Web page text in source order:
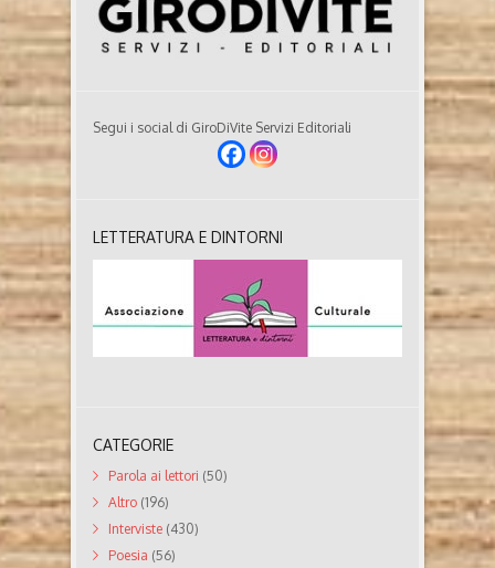
Segui i social di GiroDiVite Servizi Editoriali
LETTERATURA E DINTORNI
CATEGORIE
Parola ai lettori (50)
Altro (196)
Interviste (430)
Poesia (56)